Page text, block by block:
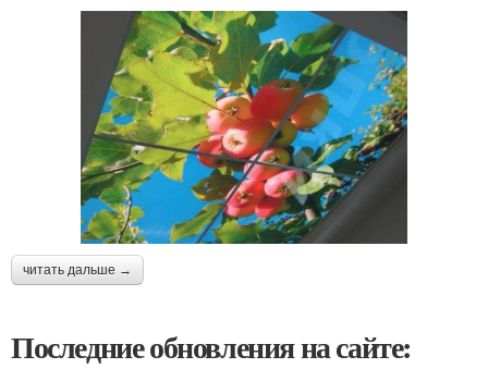
читать дальше →
Последние обновления на сайте: